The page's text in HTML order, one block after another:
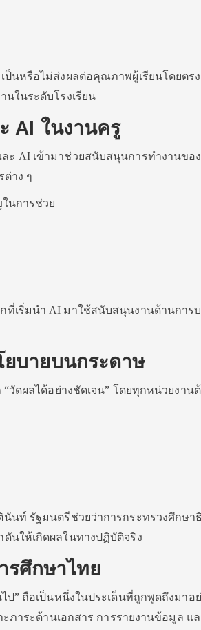
ป็นหรือไม่ส่งผลต่อคุณภาพผู้เรียนโดยตร
นในระดับโรงเรียน
AI ในงานครู
ะ AI เข้ามาช่วยสนับสนุนการทำงานขอ
ต่าง ๆ
นการช่วย
เริ่มนำ AI มาใช้สนับสนุนงานด้านการ
ยบายบนกระดาษ
วัดผลได้อย่างชัดเจน” โดยทุกหน่วยงาน
ท์ รัฐมนตรีช่วยว่าการกระทรวงศึกษา
ดันให้เกิดผลในทางปฏิบัติจริง
รศึกษาไทย
” ถือเป็นหนึ่งในประเด็นที่ถูกพูดถึงมาอ
ภาระด้านเอกสาร การรายงานข้อมูล แ